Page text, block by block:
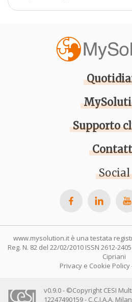
Supporto
Social
www.mysolution.it è una testata
Reg. N. 82 del 22/02/2010 ISSN 2612-
Cipriani
Privacy e Cookie Policy
v0.9.0 - ©Copyright CESI
12247490159 - C.C.I.A.A.